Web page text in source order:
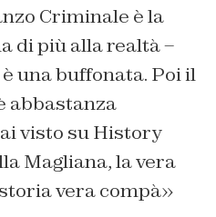
Criminale è la
di più alla realtà –
una buffonata. Poi il
abbastanza
visto su History
Magliana, la vera
vera compà»